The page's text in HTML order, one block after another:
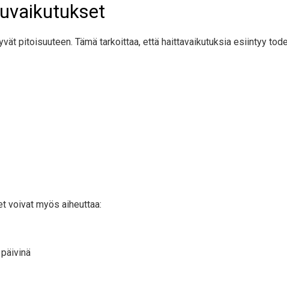
pitoisuuteen. Tämä tarkoittaa, että haittavaikutuksia esiintyy
voivat myös aiheuttaa: